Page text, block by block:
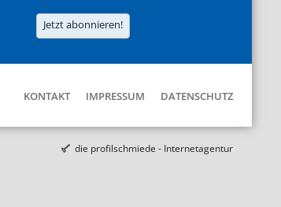
Jetzt abonnieren!
KONTAKT IMPRESSUM DATENSCHUTZ
die profilschmiede - Internetagentur